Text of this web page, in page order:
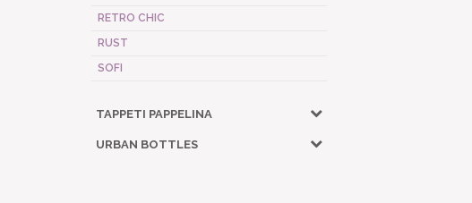
RETRO CHIC
RUST
SOFI
TAPPETI PAPPELINA
URBAN BOTTLES